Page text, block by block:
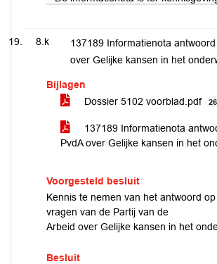
8.k
137189 Informatienota
over Gelijke kansen in het
Bijlagen
Dossier 5102 voorblad.pdf
137189 Informatienota
PvdA over Gelijke kansen in het
Voorgesteld besluit
Kennis te nemen van het antwoord
vragen van de Partij van de
Arbeid over Gelijke kansen in het
Besluit